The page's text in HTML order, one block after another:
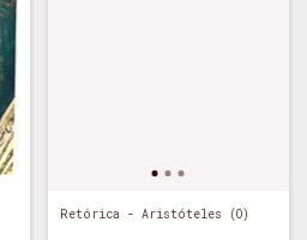
Retórica - Aristóteles (O)